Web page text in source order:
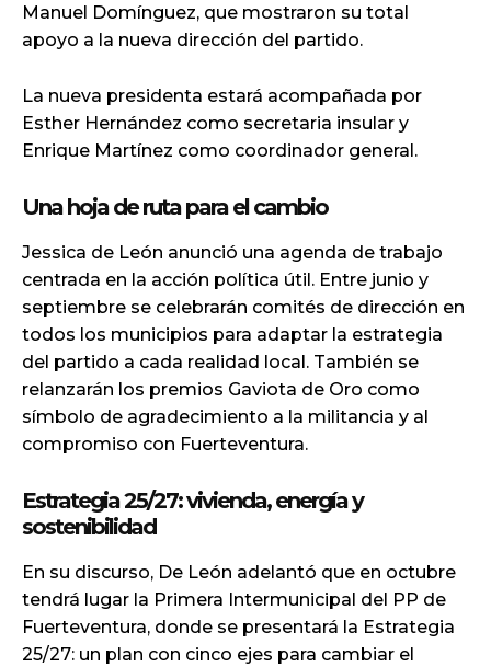
Manuel Domínguez, que mostraron su total
apoyo a la nueva dirección del partido.
La nueva presidenta estará acompañada por
Esther Hernández como secretaria insular y
Enrique Martínez como coordinador general.
Una hoja de ruta para el cambio
Jessica de León anunció una agenda de trabajo
centrada en la acción política útil. Entre junio y
septiembre se celebrarán comités de dirección en
todos los municipios para adaptar la estrategia
del partido a cada realidad local. También se
relanzarán los premios Gaviota de Oro como
símbolo de agradecimiento a la militancia y al
compromiso con Fuerteventura.
Estrategia 25/27: vivienda, energía y
sostenibilidad
En su discurso, De León adelantó que en octubre
tendrá lugar la Primera Intermunicipal del PP de
Fuerteventura, donde se presentará la Estrategia
25/27: un plan con cinco ejes para cambiar el